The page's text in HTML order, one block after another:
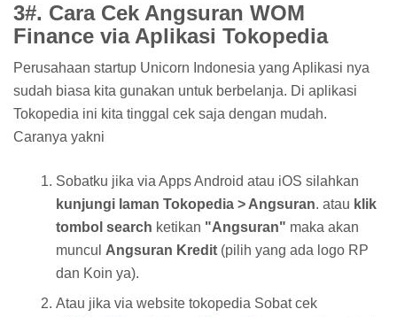
3#. Cara Cek Angsuran WOM
Finance via Aplikasi Tokopedia
Perusahaan startup Unicorn Indonesia yang Aplikasi nya
sudah biasa kita gunakan untuk berbelanja. Di aplikasi
Tokopedia ini kita tinggal cek saja dengan mudah.
Caranya yakni
Sobatku jika via Apps Android atau iOS silahkan
kunjungi laman Tokopedia > Angsuran. atau klik
tombol search ketikan "Angsuran" maka akan
muncul Angsuran Kredit (pilih yang ada logo RP
dan Koin ya).
Atau jika via website tokopedia Sobat cek